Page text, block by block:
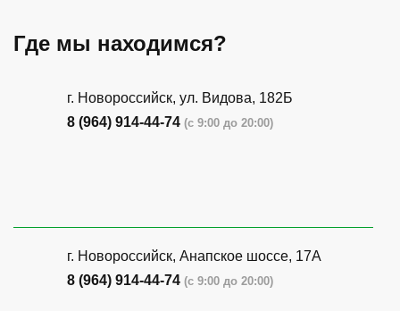
Где мы находимся?
г. Новороссийск, ул. Видова, 182Б
8 (964) 914-44-74 (с 9:00 до 20:00)
г. Новороссийск, Анапское шоссе, 17А
8 (964) 914-44-74 (с 9:00 до 20:00)